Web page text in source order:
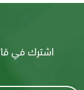
اشترك في